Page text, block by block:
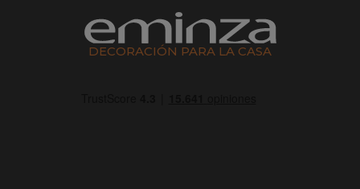
DECORACIÓN PARA LA CASA